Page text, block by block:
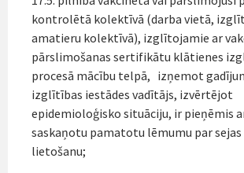
kontrolētā kolektīvā (darba vietā,
amatieru kolektīvā), izglītojamie ar
pārslimošanas sertifikātu klātienes
procesā mācību telpā, izņemot
izglītības iestādes vadītājs, izvērtējot
epidemioloģisko situāciju, ir pieņēmis
saskaņotu pamatotu lēmumu par sejas
lietošanu;